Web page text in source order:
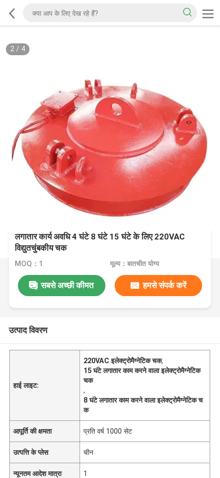
2/ 4
लगातार कार्य अवधि 4 घंटे 8 घंटे 15 घंटे के लिए 220VAC
विद्युतचुंबकीय चक
MOQ：1 मूल्य：बातचीत योग्य
सबसे अच्छी कीमत हमसे संपर्क करें
उत्पाद विवरण
हाई लाइट:
220VAC इलेक्ट्रोमैग्नेटिक चक,
15 घंटे लगातार काम करने वाला इलेक्ट्रोमैग्नेटिक
चक
,
8 घंटे लगातार काम करने वाला इलेक्ट्रोमैग्नेटिक च
क
आपूर्ति की क्षमता प्रति वर्ष 1000 सेट
उत्पत्ति के प्लेस चीन
न्यूनतम आदेश मात्रा 1